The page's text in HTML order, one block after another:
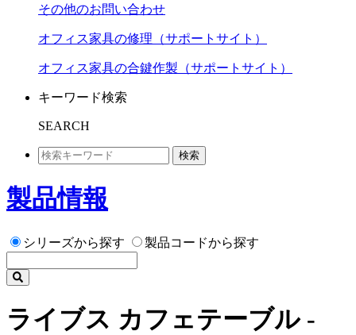
その他のお問い合わせ
オフィス家具の修理（サポートサイト）
オフィス家具の合鍵作製（サポートサイト）
キーワード検索
SEARCH
検索
製品情報
シリーズから探す 製品コードから探す
ライブス カフェテーブル -